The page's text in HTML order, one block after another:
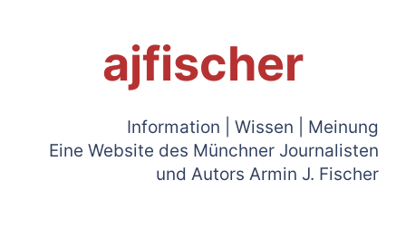
ajfischer
Information | Wissen | Meinung
Eine Website des Münchner Journalisten
und Autors Armin J. Fischer